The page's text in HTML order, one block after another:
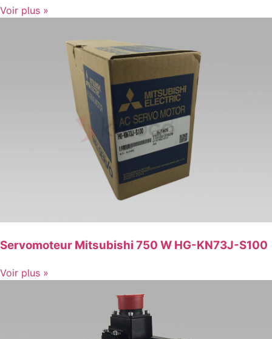
Voir plus »
Servomoteur Mitsubishi 750 W HG-KN73J-S100
Voir plus »